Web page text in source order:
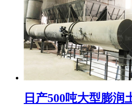
日产500吨大型膨润